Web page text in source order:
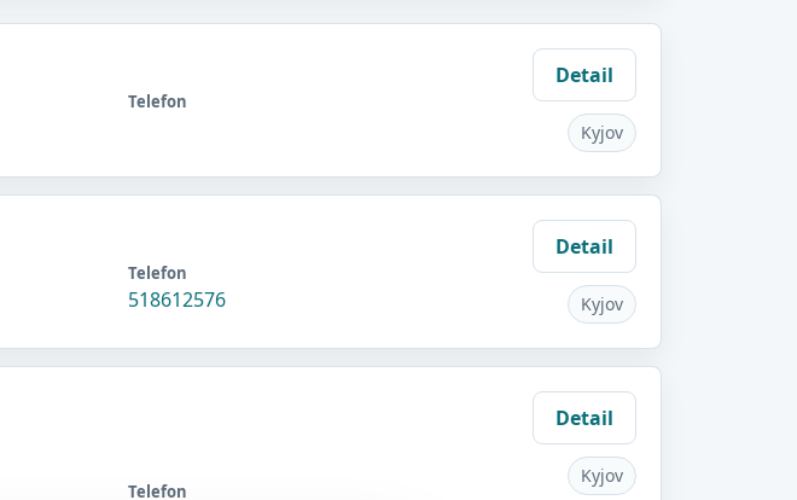
Telefon
Detail
Kyjov
Telefon
518612576
Detail
Kyjov
Telefon
Detail
Kyjov